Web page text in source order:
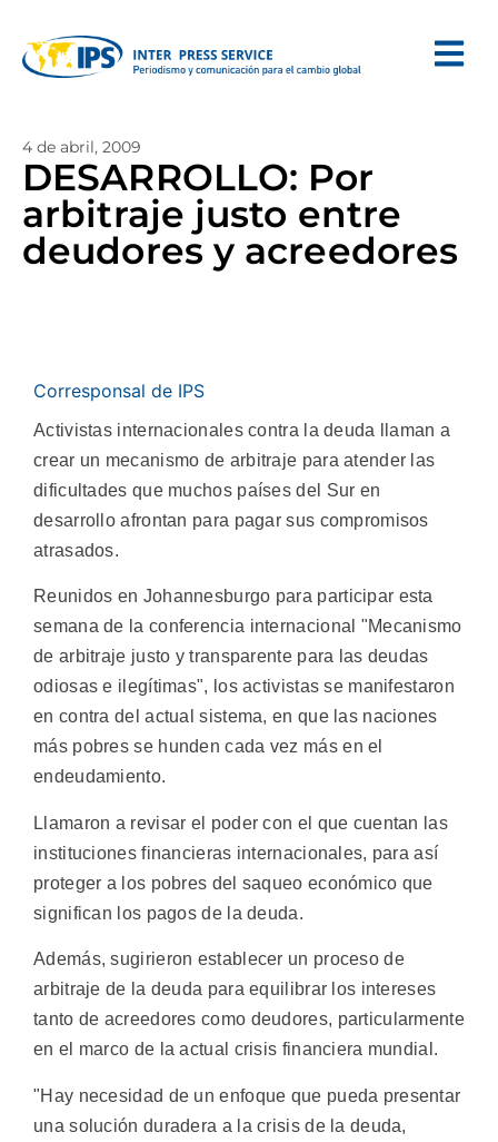
4 de abril, 2009
DESARROLLO: Por
arbitraje justo entre
deudores y acreedores
Corresponsal de IPS
Activistas internacionales contra la deuda llaman a
crear un mecanismo de arbitraje para atender las
dificultades que muchos países del Sur en
desarrollo afrontan para pagar sus compromisos
atrasados.
Reunidos en Johannesburgo para participar esta
semana de la conferencia internacional "Mecanismo
de arbitraje justo y transparente para las deudas
odiosas e ilegítimas", los activistas se manifestaron
en contra del actual sistema, en que las naciones
más pobres se hunden cada vez más en el
endeudamiento.
Llamaron a revisar el poder con el que cuentan las
instituciones financieras internacionales, para así
proteger a los pobres del saqueo económico que
significan los pagos de la deuda.
Además, sugirieron establecer un proceso de
arbitraje de la deuda para equilibrar los intereses
tanto de acreedores como deudores, particularmente
en el marco de la actual crisis financiera mundial.
"Hay necesidad de un enfoque que pueda presentar
una solución duradera a la crisis de la deuda,